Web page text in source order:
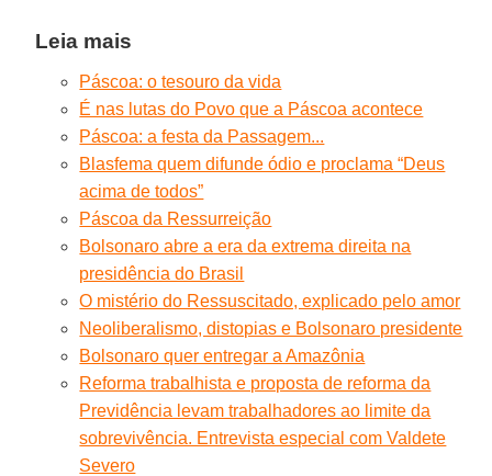
Leia mais
Páscoa: o tesouro da vida
É nas lutas do Povo que a Páscoa acontece
Páscoa: a festa da Passagem...
Blasfema quem difunde ódio e proclama “Deus
acima de todos”
Páscoa da Ressurreição
Bolsonaro abre a era da extrema direita na
presidência do Brasil
O mistério do Ressuscitado, explicado pelo amor
Neoliberalismo, distopias e Bolsonaro presidente
Bolsonaro quer entregar a Amazônia
Reforma trabalhista e proposta de reforma da
Previdência levam trabalhadores ao limite da
sobrevivência. Entrevista especial com Valdete
Severo